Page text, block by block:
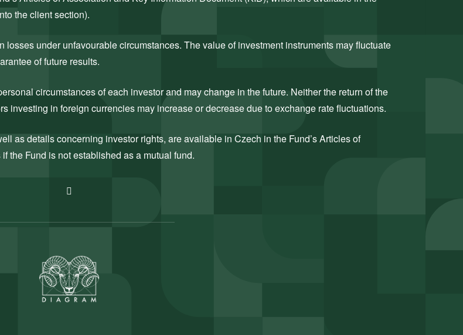
the client section).
under unfavourable circumstances. The value of investment instruments may fluctuate
of future results.
circumstances of each investor and may change in the future. Neither the return of the
investing in foreign currencies may increase or decrease due to exchange rate fluctuations.
as details concerning investor rights, are available in Czech in the Fund’s Articles of
the Fund is not established as a mutual fund.